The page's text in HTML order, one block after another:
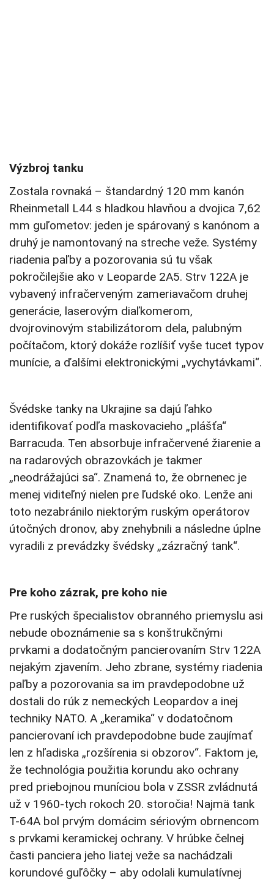
Výzbroj tanku
Zostala rovnaká – štandardný 120 mm kanón
Rheinmetall L44 s hladkou hlavňou a dvojica 7,62
mm guľometov: jeden je spárovaný s kanónom a
druhý je namontovaný na streche veže. Systémy
riadenia paľby a pozorovania sú tu však
pokročilejšie ako v Leoparde 2A5. Strv 122A je
vybavený infračerveným zameriavačom druhej
generácie, laserovým diaľkomerom,
dvojrovinovým stabilizátorom dela, palubným
počítačom, ktorý dokáže rozlíšiť vyše tucet typov
munície, a ďalšími elektronickými „vychytávkami“.
Švédske tanky na Ukrajine sa dajú ľahko
identifikovať podľa maskovacieho „plášťa“
Barracuda. ​​Ten absorbuje infračervené žiarenie a
na radarových obrazovkách je takmer
„neodrážajúci sa“. Znamená to, že obrnenec je
menej viditeľný nielen pre ľudské oko. Lenže ani
toto nezabránilo niektorým ruským operátorov
útočných dronov, aby znehybnili a následne úplne
vyradili z prevádzky švédsky „zázračný tank“.
Pre koho zázrak, pre koho nie
Pre ruských špecialistov obranného priemyslu asi
nebude oboznámenie sa s konštrukčnými
prvkami a dodatočným pancierovaním Strv 122A
nejakým zjavením. Jeho zbrane, systémy riadenia
paľby a pozorovania sa im pravdepodobne už
dostali do rúk z nemeckých Leopardov a inej
techniky NATO. A „keramika“ v dodatočnom
pancierovaní ich pravdepodobne bude zaujímať
len z hľadiska „rozšírenia si obzorov“. Faktom je,
že technológia použitia korundu ako ochrany
pred priebojnou muníciou bola v ZSSR zvládnutá
už v 1960-tych rokoch 20. storočia! Najmä tank
T-64A bol prvým domácim sériovým obrnencom
s prvkami keramickej ochrany. V hrúbke čelnej
časti panciera jeho liatej veže sa nachádzali
korundové guľôčky – aby odolali kumulatívnej